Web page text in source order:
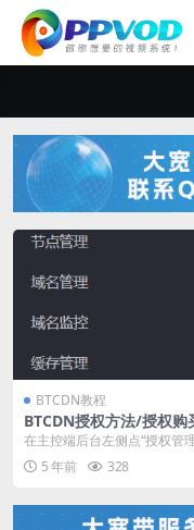
BTCDN教程
BTCDN授权方法/授权购
法
在主控端后台左侧点“授权管
以看到节点列表，点“更新”按
可输入授权码...
5 年前 328